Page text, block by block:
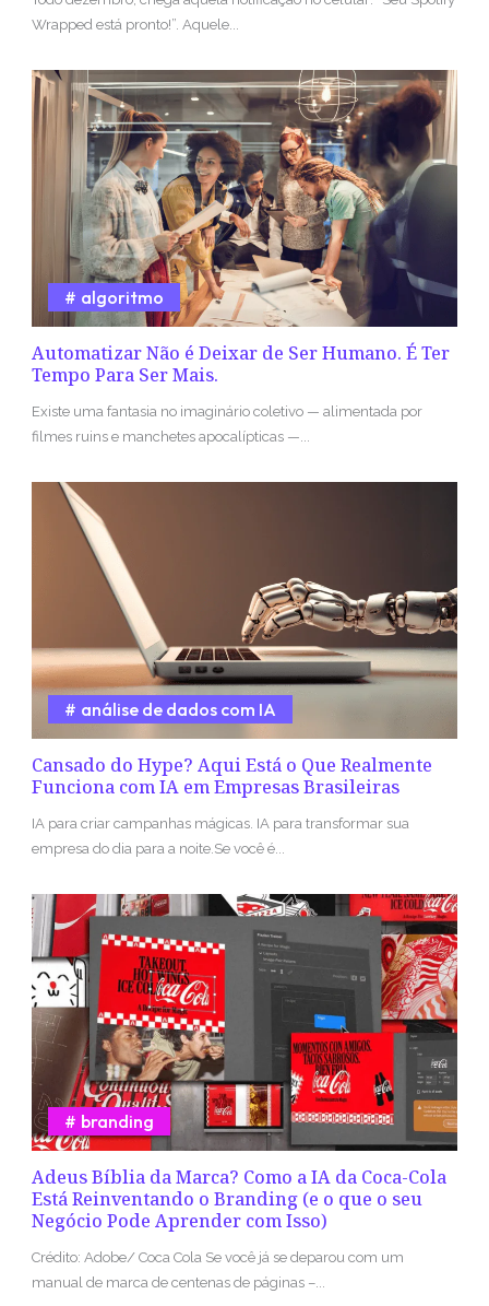
Wrapped está pronto!”. Aquele...
Automatizar Não é Deixar de Ser Humano. É Ter
Tempo Para Ser Mais.
algoritmo
Existe uma fantasia no imaginário coletivo — alimentada por
filmes ruins e manchetes apocalípticas —...
Cansado do Hype? Aqui Está o Que Realmente
Funciona com IA em Empresas Brasileiras
análise de dados com IA
IA para criar campanhas mágicas. IA para transformar sua
empresa do dia para a noite.Se você é...
Adeus Bíblia da Marca? Como a IA da Coca-Cola
Está Reinventando o Branding (e o que o seu
Negócio Pode Aprender com Isso)
branding
Crédito: Adobe/ Coca Cola Se você já se deparou com um
manual de marca de centenas de páginas –...